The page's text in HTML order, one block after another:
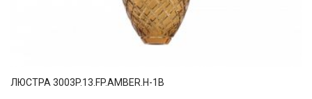
ЛЮСТРА 3003P.13.FP.AMBER.H-1B